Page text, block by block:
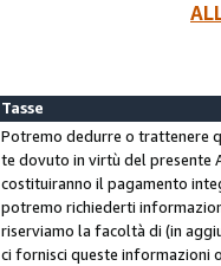
Tasse
Potremo dedurre o trattenere
te dovuto in virtù del presente
costituiranno il pagamento
potremo richiederti
riserviamo la facoltà di (in
ci fornisci queste informazioni